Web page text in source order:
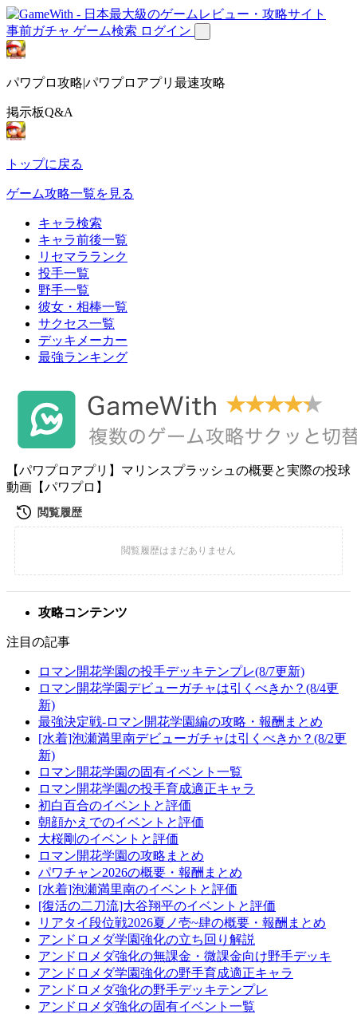
事前ガチャ ゲーム検索 ログイン
パワプロ攻略|パワプロアプリ最速攻略
掲示板Q&A
トップに戻る
ゲーム攻略一覧を見る
キャラ検索
キャラ前後一覧
リセマラランク
投手一覧
野手一覧
彼女・相棒一覧
サクセス一覧
デッキメーカー
最強ランキング
【パワプロアプリ】マリンスプラッシュの概要と実際の投球
動画【パワプロ】
攻略コンテンツ
注目の記事
ロマン開花学園の投手デッキテンプレ(8/7更新)
ロマン開花学園デビューガチャは引くべきか？(8/4更
新)
最強決定戦-ロマン開花学園編の攻略・報酬まとめ
[水着]泡瀬満里南デビューガチャは引くべきか？(8/2更
新)
ロマン開花学園の固有イベント一覧
ロマン開花学園の投手育成適正キャラ
初白百合のイベントと評価
朝顔かえでのイベントと評価
大桜剛のイベントと評価
ロマン開花学園の攻略まとめ
パワチャン2026の概要・報酬まとめ
[水着]泡瀬満里南のイベントと評価
[復活の二刀流]大谷翔平のイベントと評価
リアタイ段位戦2026夏ノ壱~肆の概要・報酬まとめ
アンドロメダ学園強化の立ち回り解説
アンドロメダ強化の無課金・微課金向け野手デッキ
アンドロメダ学園強化の野手育成適正キャラ
アンドロメダ強化の野手デッキテンプレ
アンドロメダ強化の固有イベント一覧